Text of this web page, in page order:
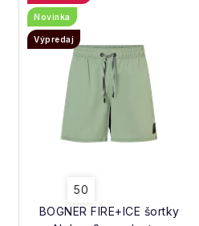
BOGNER FIRE+ICE šortky
Novinka
Výpredaj
50